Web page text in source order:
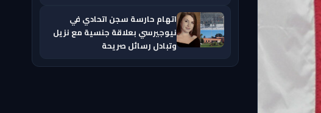
اتهام حارسة سجن اتحادي في
نيوجيرسي بعلاقة جنسية مع نزيل
وتبادل رسائل صريحة